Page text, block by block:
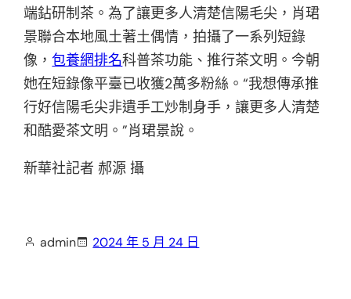
端鉆研制茶。為了讓更多人清楚信陽毛尖，肖珺
景聯合本地風土著土偶情，拍攝了一系列短錄
像，包養網排名科普茶功能、推行茶文明。今朝
她在短錄像平臺已收獲2萬多粉絲。“我想傳承推
行好信陽毛尖非遺手工炒制身手，讓更多人清楚
和酷愛茶文明。”肖珺景說。
新華社記者 郝源 攝
admin 2024 年 5 月 24 日